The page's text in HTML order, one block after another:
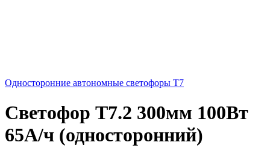
Односторонние автономные светофоры Т7
Светофор Т7.2 300мм 100Вт
65А/ч (односторонний)